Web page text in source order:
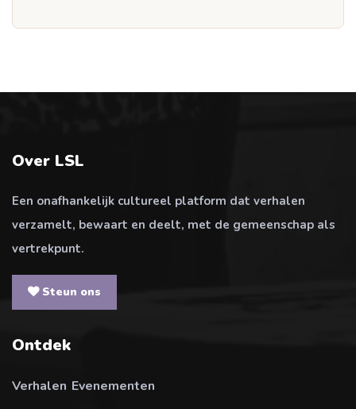
Over LSL
Een onafhankelijk cultureel platform dat verhalen
verzamelt, bewaart en deelt, met de gemeenschap als
vertrekpunt.
Steun ons
Ontdek
Verhalen Evenementen